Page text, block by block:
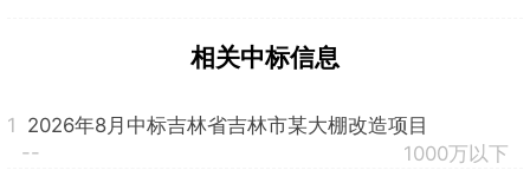
相关中标信息
1 2026年8月中标吉林省吉林市某大棚改造项目
--
1000万以下